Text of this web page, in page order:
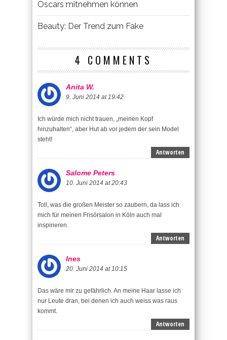
Oscars mitnehmen können
Beauty: Der Trend zum Fake
4 COMMENTS
Anita W.
9. Juni 2014 at 19:42
Ich würde mich nicht trauen, „meinen Kopf
hinzuhalten“, aber Hut ab vor jedem der sein Model
steht!
Antworten
Salome Peters
10. Juni 2014 at 20:43
Toll, was die großen Meister so zaubern, da lass ich
mich für meinen Frisörsalon in Köln auch mal
inspirieren.
Antworten
Ines
20. Juni 2014 at 10:15
Das wäre mir zu gefährlich. An meine Haar lasse ich
nur Leute dran, bei denen ich auch weiss was raus
kommt.
Antworten